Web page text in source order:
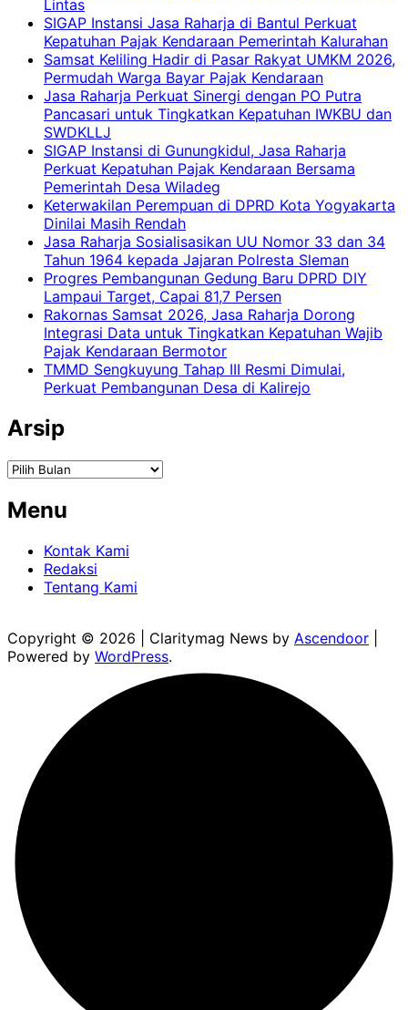
Lintas
SIGAP Instansi Jasa Raharja di Bantul Perkuat
Kepatuhan Pajak Kendaraan Pemerintah Kalurahan
Samsat Keliling Hadir di Pasar Rakyat UMKM 2026,
Permudah Warga Bayar Pajak Kendaraan
Jasa Raharja Perkuat Sinergi dengan PO Putra
Pancasari untuk Tingkatkan Kepatuhan IWKBU dan
SWDKLLJ
SIGAP Instansi di Gunungkidul, Jasa Raharja
Perkuat Kepatuhan Pajak Kendaraan Bersama
Pemerintah Desa Wiladeg
Keterwakilan Perempuan di DPRD Kota Yogyakarta
Dinilai Masih Rendah
Jasa Raharja Sosialisasikan UU Nomor 33 dan 34
Tahun 1964 kepada Jajaran Polresta Sleman
Progres Pembangunan Gedung Baru DPRD DIY
Lampaui Target, Capai 81,7 Persen
Rakornas Samsat 2026, Jasa Raharja Dorong
Integrasi Data untuk Tingkatkan Kepatuhan Wajib
Pajak Kendaraan Bermotor
TMMD Sengkuyung Tahap III Resmi Dimulai,
Perkuat Pembangunan Desa di Kalirejo
Arsip
Arsip
Menu
Kontak Kami
Redaksi
Tentang Kami
Copyright © 2026 | Claritymag News by Ascendoor
Powered by WordPress.